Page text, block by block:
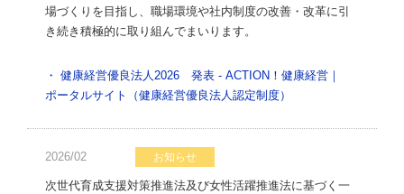
場づくりを目指し、職場環境や社内制度の改善・改革に引
き続き積極的に取り組んでまいります。
・ 健康経営優良法人2026 発表 - ACTION！健康経営｜
ポータルサイト（健康経営優良法人認定制度）
2026/02 お知らせ
次世代育成支援対策推進法及び女性活躍推進法に基づく一